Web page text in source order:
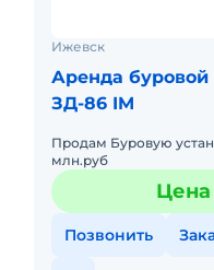
Ижевск
Аренда
ЗД-86 IM
Продам Буровую
млн.руб
Цена
Позвонить